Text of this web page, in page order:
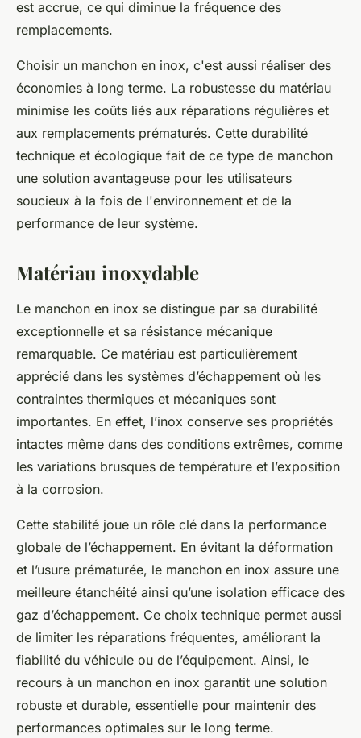
est accrue, ce qui diminue la fréquence des
remplacements.
Choisir un manchon en inox, c'est aussi réaliser des
économies à long terme. La robustesse du matériau
minimise les coûts liés aux réparations régulières et
aux remplacements prématurés. Cette durabilité
technique et écologique fait de ce type de manchon
une solution avantageuse pour les utilisateurs
soucieux à la fois de l'environnement et de la
performance de leur système.
Matériau inoxydable
Le manchon en inox se distingue par sa durabilité
exceptionnelle et sa résistance mécanique
remarquable. Ce matériau est particulièrement
apprécié dans les systèmes d’échappement où les
contraintes thermiques et mécaniques sont
importantes. En effet, l’inox conserve ses propriétés
intactes même dans des conditions extrêmes, comme
les variations brusques de température et l’exposition
à la corrosion.
Cette stabilité joue un rôle clé dans la performance
globale de l’échappement. En évitant la déformation
et l’usure prématurée, le manchon en inox assure une
meilleure étanchéité ainsi qu’une isolation efficace des
gaz d’échappement. Ce choix technique permet aussi
de limiter les réparations fréquentes, améliorant la
fiabilité du véhicule ou de l’équipement. Ainsi, le
recours à un manchon en inox garantit une solution
robuste et durable, essentielle pour maintenir des
performances optimales sur le long terme.